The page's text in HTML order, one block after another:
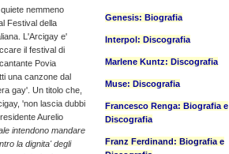
nemmeno
Festival della
L'Arcigay e'
il festival di
Povia
una canzone dal
gay'. Un titolo che,
'non lascia dubbi
Aurelio
intendono mandare
la dignita' degli
Genesis: Biografia
Interpol: Discografia
Marlene Kuntz: Discografia
Muse: Discografia
Francesco Renga: Biografia e
Discografia
Franz Ferdinand: Biografia e